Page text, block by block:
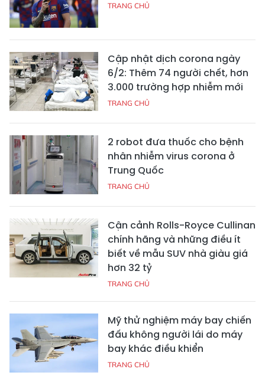
TRANG CHỦ
Cập nhật dịch corona ngày
6/2: Thêm 74 người chết, hơn
3.000 trường hợp nhiễm mới
TRANG CHỦ
2 robot đưa thuốc cho bệnh
nhân nhiễm virus corona ở
Trung Quốc
TRANG CHỦ
Cận cảnh Rolls-Royce Cullinan
chính hãng và những điều ít
biết về mẫu SUV nhà giàu giá
hơn 32 tỷ
TRANG CHỦ
Mỹ thử nghiệm máy bay chiến
đấu không người lái do máy
bay khác điều khiển
TRANG CHỦ